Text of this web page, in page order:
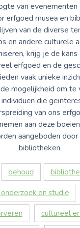
van
erfgoed musea en
van de diverse
en andere culturele
krijg je de
erfgoed en de
vaak unieke
mogelijkheid om te
die
van ons
aan deze
aangeboden
bibliotheken.
behoud
en studie
cultureel